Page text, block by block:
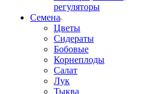
регуляторы
Семена
Цветы
Сидераты
Бобовые
Корнеплоды
Салат
Лук
Тыква